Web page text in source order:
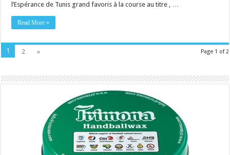
l’Espérance de Tunis grand favoris à la course au titre , …
Read More »
Page 1 of 2
1 2 »